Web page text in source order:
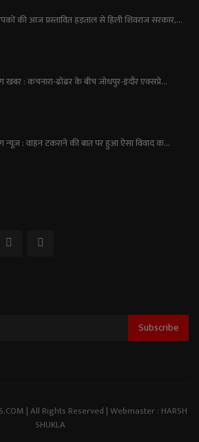
की आज प्रस्तावित हड़ताल से हिली शिवराज सरकार,...
खबर : कचनारा-ढोढर के बीच जोधपुर-इंदौर एक्सप्रे...
न्यूज़ : वाहन टकराने की बात पर हुआ ऐसा विवाद क...
Subscribe
| All Rights Reserved | Webmaster : HARSH
SHUKLA